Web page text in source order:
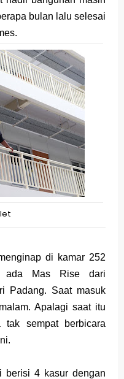
bulan lalu selesai
di kamar 252
ada Mas Rise dari
Padang. Saat masuk
Apalagi saat itu
tak sempat berbicara
berisi 4 kasur dengan